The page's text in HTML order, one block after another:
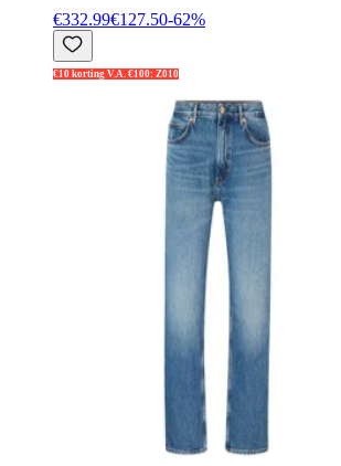
€332.99€127.50-62%
€10 korting V.A. €100: Z010